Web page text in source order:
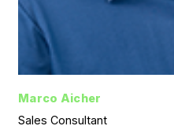
Marco Aicher
Sales Consultant